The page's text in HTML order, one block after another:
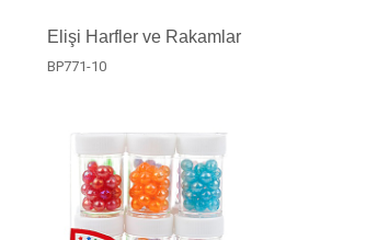
Elişi Harfler ve Rakamlar
BP771-10